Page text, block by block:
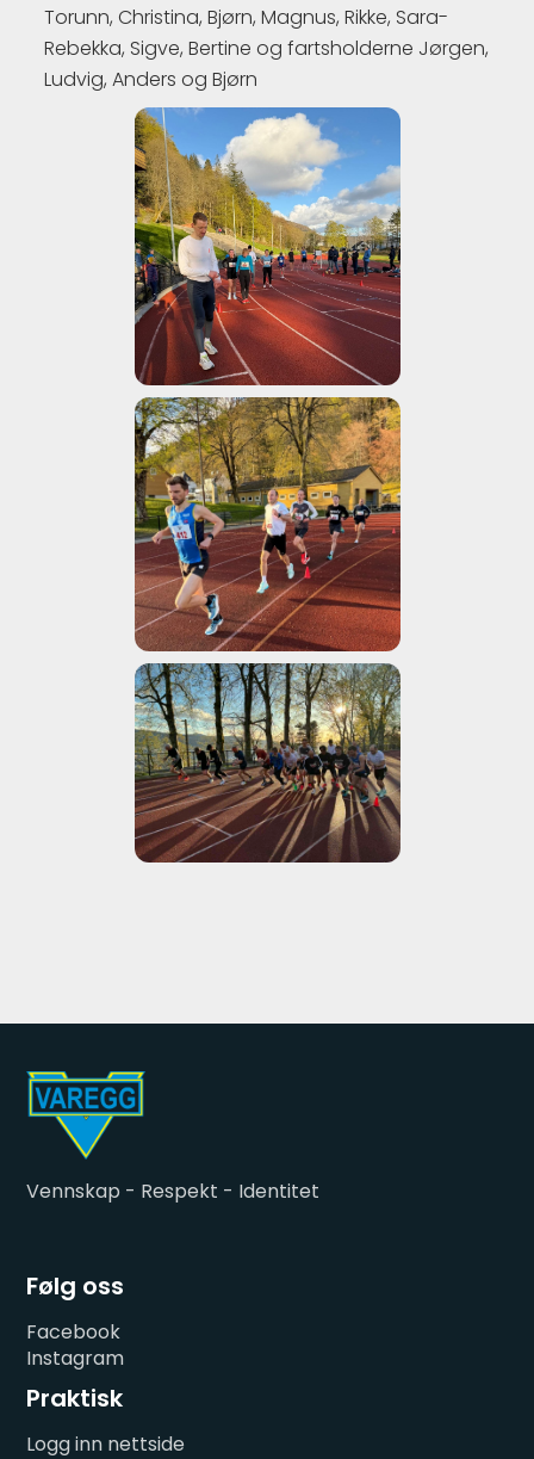
Torunn, Christina, Bjørn, Magnus, Rikke, Sara-
Rebekka, Sigve, Bertine og fartsholderne Jørgen,
Ludvig, Anders og Bjørn
Vennskap - Respekt - Identitet
Følg oss
Facebook
Instagram
Praktisk
Logg inn nettside